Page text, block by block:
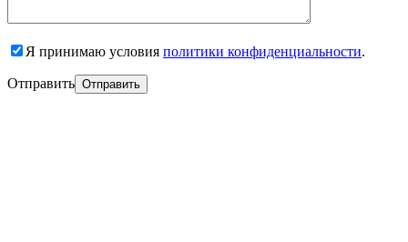
Я принимаю условия политики конфиденциальности.
Отправить